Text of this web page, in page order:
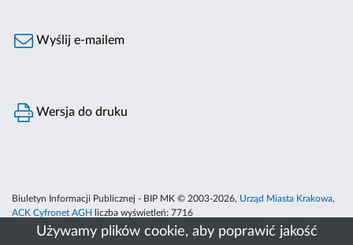
Używamy plików cookie, aby poprawić jakość
Wyślij e-mailem
Wersja do druku
Biuletyn Informacji Publicznej - BIP MK © 2003-2026, Urząd Miasta Krakowa,
ACK Cyfronet AGH
liczba wyświetleń: 7716